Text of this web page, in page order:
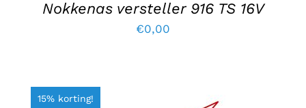
Nokkenas versteller 916 TS 16V
€0,00
15% korting!